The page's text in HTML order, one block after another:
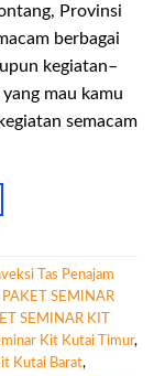
Provinsi
berbagai
kegiatan–
mau kamu
semacam
Tas Penajam
PAKET SEMINAR
SEMINAR KIT
Kit Kutai Timur,
Kutai Barat,